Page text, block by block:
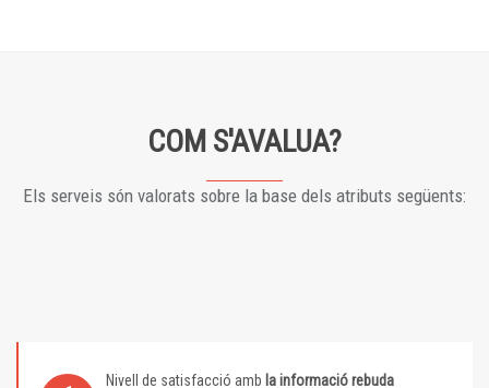
COM S'AVALUA?
Els serveis són valorats sobre la base dels atributs següents:
Nivell de satisfacció amb la informació rebuda